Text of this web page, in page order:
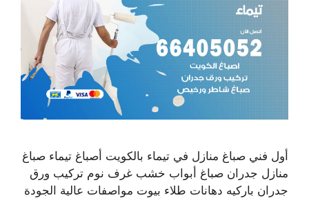
أول فني صباغ منازل في تيماء بالكويت أصباغ تيماء صباغ
منازل جدران صباغ أبواب خشب غرف نوم تركيب ورق
جدران باركيه دهانات طلاء بيوت مواصفات عالية الجودة